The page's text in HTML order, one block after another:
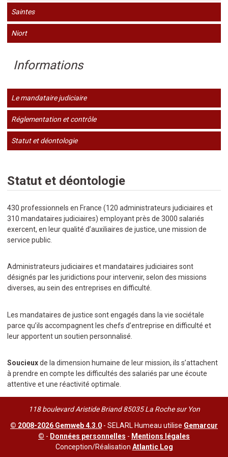
Saintes
Niort
Informations
Le mandataire judiciaire
Réglementation et contrôle
Statut et déontologie
Statut et déontologie
430 professionnels en France (120 administrateurs judiciaires et
310 mandataires judiciaires) employant près de 3000 salariés
exercent, en leur qualité d’auxiliaires de justice, une mission de
service public.
Administrateurs judiciaires et mandataires judiciaires sont
désignés par les juridictions pour intervenir, selon des missions
diverses, au sein des entreprises en difficulté.
Les mandataires de justice sont engagés dans la vie sociétale
parce qu’ils accompagnent les chefs d’entreprise en difficulté et
leur apportent un soutien personnalisé.
Soucieuxde la dimension humaine de leur mission, ils s’attachent
à prendre en compte les difficultés des salariés par une écoute
attentive et une réactivité optimale.
118 boulevard Aristide Briand 85035 La Roche sur Yon
© 2008-2026 Gemweb 4.3.0 - SELARL Humeau utilise Gemarcur
© - Données personnelles - Mentions légales
Conception/Réalisation Atlantic Log